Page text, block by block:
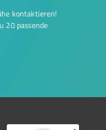
kontaktieren!
20 passende